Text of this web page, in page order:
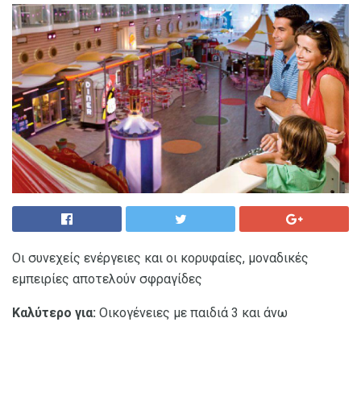
Οι συνεχείς ενέργειες και οι κορυφαίες, μοναδικές
εμπειρίες αποτελούν σφραγίδες
Καλύτερο για: Οικογένειες με παιδιά 3 και άνω